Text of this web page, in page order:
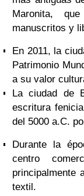
Maronita,
manuscritos y
En 2011, la
Patrimonio
a su valor
La ciudad de
escritura
del 5000 a.C.
Durante la
centro
principalmente
textil.